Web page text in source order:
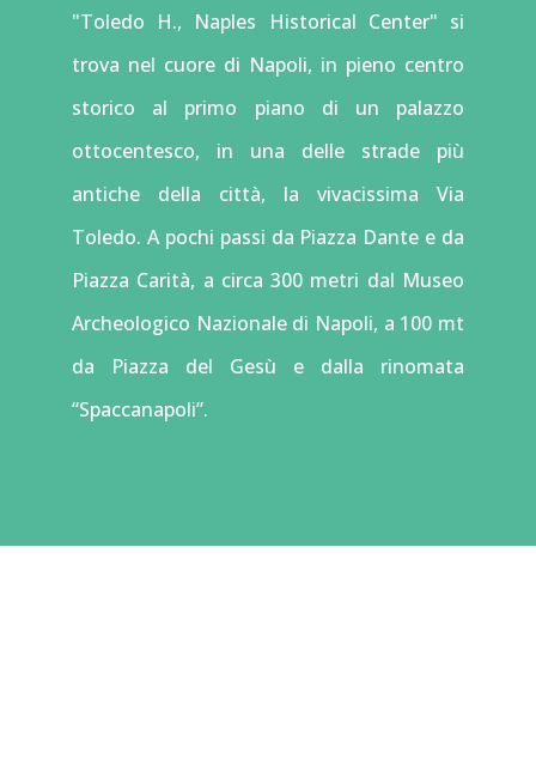
"Toledo H., Naples Historical Center" si
trova nel cuore di Napoli, in pieno centro
storico al primo piano di un palazzo
ottocentesco, in una delle strade più
antiche della città, la vivacissima Via
Toledo. A pochi passi da Piazza Dante e da
Piazza Carità, a circa 300 metri dal Museo
Archeologico Nazionale di Napoli, a 100 mt
da Piazza del Gesù e dalla rinomata
“Spaccanapoli”.